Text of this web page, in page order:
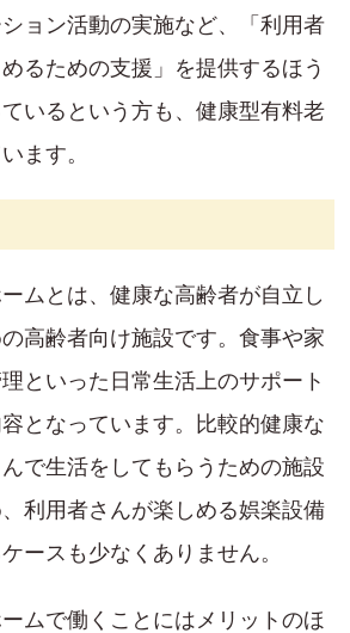
ョン活動の実施など、「利用者
るための支援」を提供するほう
いるという方も、健康型有料老
ます。
ムとは、健康な高齢者が自立し
高齢者向け施設です。食事や家
といった日常生活上のサポート
となっています。比較的健康な
で生活をしてもらうための施設
利用者さんが楽しめる娯楽設備
ースも少なくありません。
ムで働くことにはメリットのほ